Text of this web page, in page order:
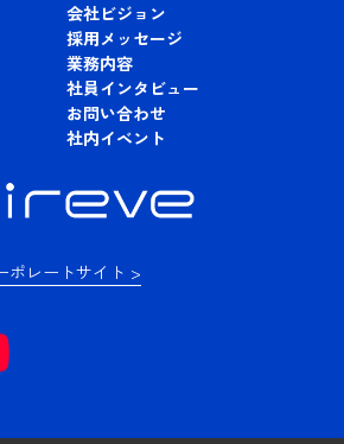
ポレートサイト >
会社ビジョン
採用メッセージ
業務内容
社員インタビュー
お問い合わせ
社内イベント